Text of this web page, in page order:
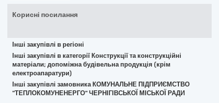
Корисні посилання
Інші закупівлі в регіоні
Інші закупівлі в категорії Конструкції та конструкційні
матеріали; допоміжна будівельна продукція (крім
електроапаратури)
Інші закупівлі замовника КОМУНАЛЬНЕ ПІДПРИЄМСТВО
"ТЕПЛОКОМУНЕНЕРГО" ЧЕРНІГІВСЬКОЇ МІСЬКОЇ РАДИ